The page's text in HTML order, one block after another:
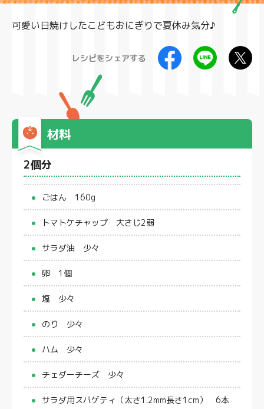
レシピをシェアする
可愛い日焼けしたこどもおにぎりで夏休み気分♪
材料
2個分
ごはん 160g
トマトケチャップ 大さじ2弱
サラダ油 少々
卵 1個
塩 少々
のり 少々
ハム 少々
チェダーチーズ 少々
サラダ用スパゲティ（太さ1.2mm長さ1cm） 6本